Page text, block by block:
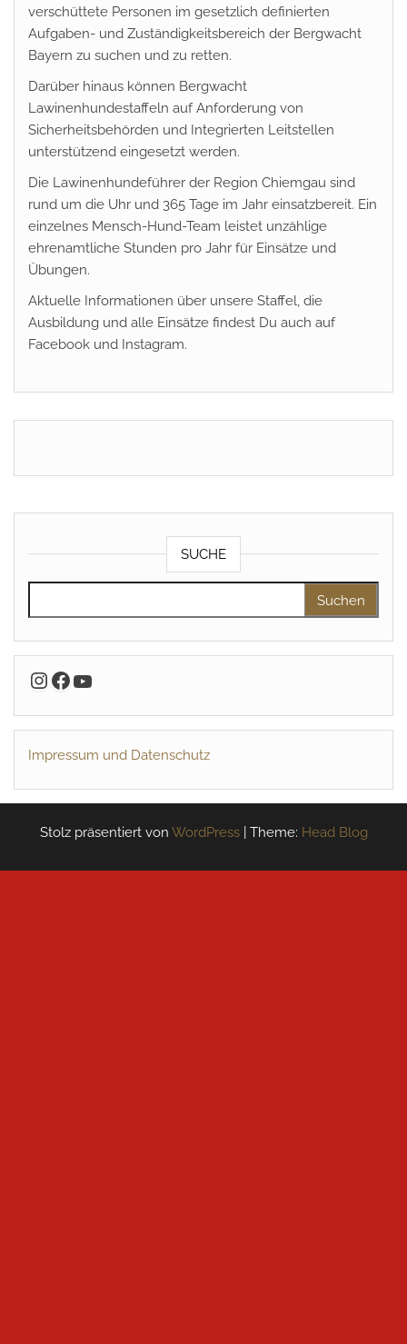
verschüttete Personen im gesetzlich definierten
Aufgaben- und Zuständigkeitsbereich der Bergwacht
Bayern zu suchen und zu retten.
Darüber hinaus können Bergwacht
Lawinenhundestaffeln auf Anforderung von
Sicherheitsbehörden und Integrierten Leitstellen
unterstützend eingesetzt werden.
Die Lawinenhundeführer der Region Chiemgau sind
rund um die Uhr und 365 Tage im Jahr einsatzbereit. Ein
einzelnes Mensch-Hund-Team leistet unzählige
ehrenamtliche Stunden pro Jahr für Einsätze und
Übungen.
Aktuelle Informationen über unsere Staffel, die
Ausbildung und alle Einsätze findest Du auch auf
Facebook und Instagram.
SUCHE
Instagram
Facebook
YouTube
Impressum und Datenschutz
Stolz präsentiert von WordPress Theme: Head Blog